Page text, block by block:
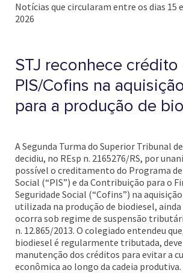
Notícias que circularam entre os dias 15
2026
STJ reconhece crédito
PIS/Cofins na
para a produção de
A Segunda Turma do Superior Tribunal
decidiu, no REsp n. 2165276/RS, por
possível o creditamento do Programa
Social (“PIS”) e da Contribuição para o
Seguridade Social (“Cofins”) na
utilizada na produção de biodiesel, ainda
ocorra sob regime de suspensão
n. 12.865/2013. O colegiado entendeu
biodiesel é regularmente tributada, deve
manutenção dos créditos para evitar a
econômica ao longo da cadeia produtiva.